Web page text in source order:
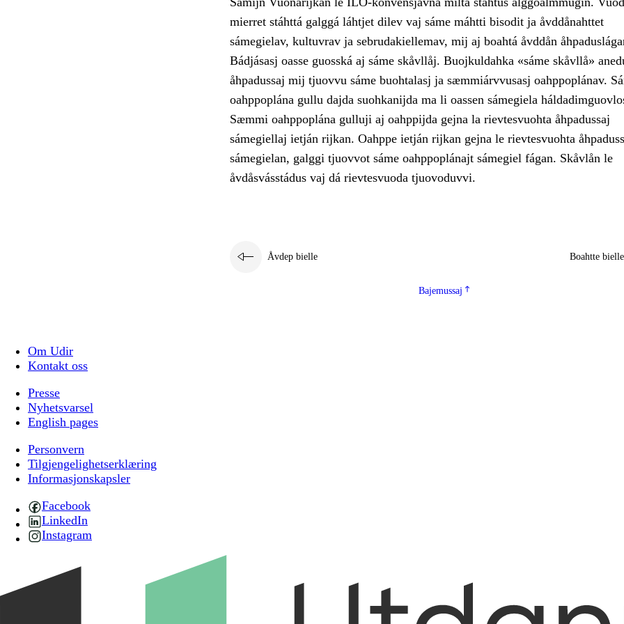
mierret stáhttá galggá láhtjet dilev vaj sáme máhtti bisodit ja åvddånahttet
sámegielav, kultuvrav ja sebrudakiellemav, mij aj boahtá åvddån
Bádjásasj oasse guosská aj sáme skåvllåj. Buojkuldahka «sáme skåvllå»
åhpadussaj mij tjuovvu sáme buohtalasj ja sæmmiárvvusasj oahppoplánav.
oahppoplána gullu dajda suohkanijda ma li oassen sámegiela
Sæmmi oahppoplána gulluji aj oahppijda gejna la rievtesvuohta åhpadussaj
sámegiellaj ietján rijkan. Oahppe ietján rijkan gejna le rievtesvuohta
sámegielan, galggi tjuovvot sáme oahppoplánajt sámegiel fágan. Skåvlån le
åvdåsvásstádus vaj dá rievtesvuoda tjuovoduvvi.
Åvdep bielle Boahtte bielle
Bajemussaj
Om Udir
Kontakt oss
Presse
Nyhetsvarsel
English pages
Personvern
Tilgjengelighetserklæring
Informasjonskapsler
Facebook
LinkedIn
Instagram